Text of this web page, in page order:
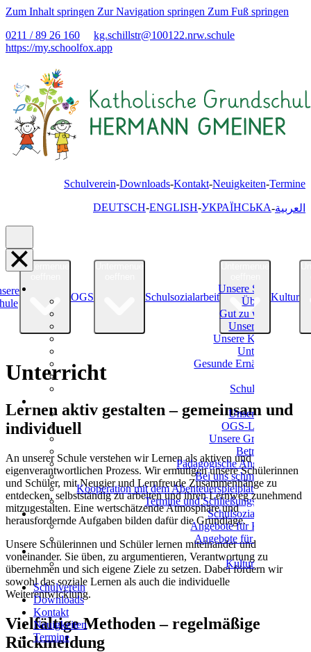
Zum Inhalt springen Zur Navigation springen Zum Fuß springen
0211 / 89 26 160
kg.schillstr@100122.nrw.schule
https://my.schoolfox.app
Schulverein Downloads Kontakt Neuigkeiten Termine
DEUTSCH ENGLISH УКРАЇНСЬКА العربية
Unsere Schule
Über uns
Gut zu wissen
Unser Team
Unsere Klassen
Unterricht
Gesunde Ernährung
Schulverein
Unser Team
OGS-Leitung
Unsere Gruppen
Betreuung
Pädagogische Angebote
Bei uns schmeckt's!
Kooperation mit dem Abenteuerspielplatz Eller
Termine und Schließungszeiten
Schulsozialarbeit
Angebote für Kinder
Angebote für Eltern
Kultur
Kulturschule
Schulverein
Downloads
Kontakt
Neuigkeiten
Termine
Untermenue
OGS Schulsozialarbeit Kultur
Unterricht
Lernen aktiv gestalten – gemeinsam und
individuell
An unserer Schule verstehen wir Lernen als aktiven und
eigenverantwortlichen Prozess. Wir ermutigen unsere Schülerinnen
und Schüler, mit Neugier und Lernfreude Zusammenhänge zu
entdecken, selbstständig zu arbeiten und ihren Lernweg zunehmend
mitzugestalten. Eine wertschätzende Atmosphäre und
herausfordernde Aufgaben bilden dafür die Grundlage.
Unsere Schülerinnen und Schüler lernen miteinander und
voneinander. Sie üben, zu argumentieren, Verantwortung zu
übernehmen und sich eigene Ziele zu setzen. Dabei fördern wir
sowohl das soziale Lernen als auch die individuelle
Weiterentwicklung.
Vielfältige Methoden – regelmäßige
Rückmeldung